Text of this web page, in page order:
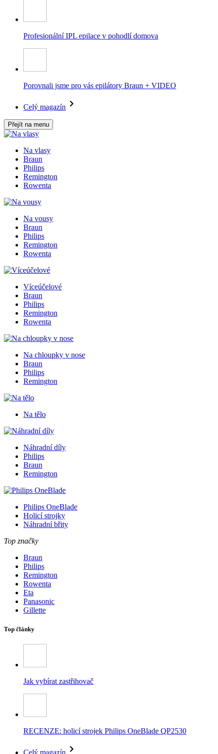
Profesionální IPL epilace v pohodlí domova
Porovnali jsme pro vás epilátory Braun + VIDEO
Celý magazín
Přejít na menu
Na vlasy
Braun
Philips
Remington
Rowenta
Na vousy
Braun
Philips
Remington
Rowenta
Víceúčelové
Braun
Philips
Remington
Rowenta
Na chloupky v nose
Braun
Philips
Remington
Na tělo
Náhradní díly
Philips
Braun
Remington
Philips OneBlade
Holicí strojky
Náhradní břity
Top značky
Braun
Philips
Remington
Rowenta
Eta
Panasonic
Gillette
Top články
Jak vybírat zastřihovač
RECENZE: holicí strojek Philips OneBlade QP2530